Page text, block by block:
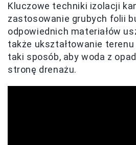
Kluczowe techniki izolacji
zastosowanie grubych folii
odpowiednich materiałów
także ukształtowanie terenu
taki sposób, aby woda z
stronę drenażu.